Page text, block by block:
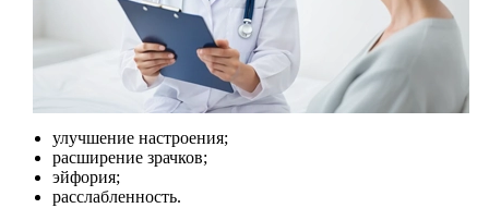
улучшение настроения;
расширение зрачков;
эйфория;
расслабленность.